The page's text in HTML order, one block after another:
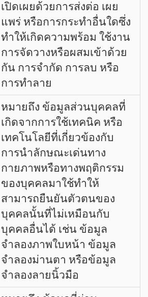
เปิดเผยด้วยการส่งต่อ เผย
แพร่ หรือการกระทำอื่นใดซึ่ง
ทำให้เกิดความพร้อม ใช้งาน
การจัดวางหรือผสมเข้าด้วย
กัน การจำกัด การลบ หรือ
การทำลาย
หมายถึง ข้อมูลส่วนบุคคลที่
เกิดจากการใช้เทคนิค หรือ
เทคโนโลยีที่เกี่ยวข้องกับ
การนำลักษณะเด่นทาง
กายภาพหรือทางพฤติกรรม
ของบุคคลมาใช้ทำให้
สามารถยืนยันตัวตนของ
บุคคลนั้นที่ไม่เหมือนกับ
บุคคลอื่นได้ เช่น ข้อมูล
จำลองภาพใบหน้า ข้อมูล
จำลองม่านตา หรือข้อมูล
จำลองลายนิ้วมือ